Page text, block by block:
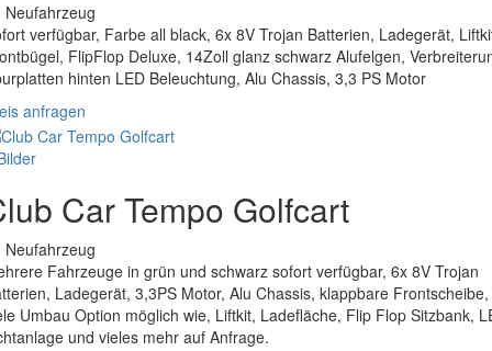
Neufahrzeug
verfügbar, Farbe all black, 6x 8V Trojan Batterien, Ladegerät,
FlipFlop Deluxe, 14Zoll glanz schwarz Alufelgen,
hinten LED Beleuchtung, Alu Chassis, 3,3 PS Motor
anfragen
Car Tempo Golfcart
Neufahrzeug
Fahrzeuge in grün und schwarz sofort verfügbar, 6x 8V Trojan
Ladegerät, 3,3PS Motor, Alu Chassis, klappbare Frontscheibe,
Umbau Option möglich wie, Liftkit, Ladefläche, Flip Flop Sitzbank,
und vieles mehr auf Anfrage.